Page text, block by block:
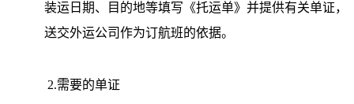
装运日期、目的地等填写《托运单》并提供有关单证，
送交外运公司作为订航班的依据。
2.需要的单证